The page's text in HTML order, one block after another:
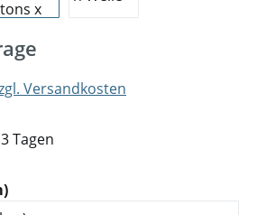
Versandkosten
Tagen
auswählen